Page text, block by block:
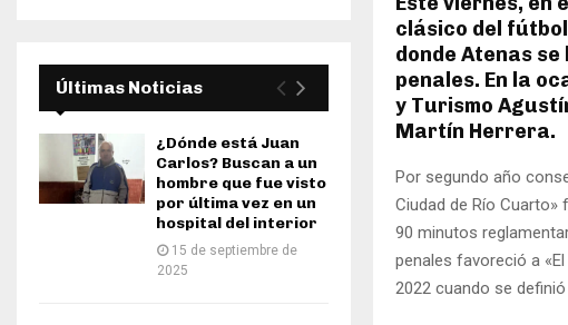
clásico del fútbol
donde Atenas
penales. En la
y Turismo
Martín Herrera.
Por segundo año
Ciudad de Río
90 minutos
penales favoreció a
2022 cuando se
Últimas Noticias
¿Dónde está Juan
Carlos? Buscan a un
hombre que fue visto
por última vez en un
hospital del interior
15 de septiembre de
2025